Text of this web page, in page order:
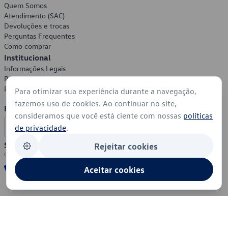
Quem Somos
Atendimento (SAC)
Devoluções e trocas
Perguntas Frequentes
Como comprar
Institucional
Informações Legais
Política de Privacidade
Política de Cookies
Formas de Pagamento
Segurança
Para otimizar sua experiência durante a navegação,
fazemos uso de cookies. Ao continuar no site,
consideramos que você está ciente com nossas políticas
de privacidade.
Rejeitar cookies
Aceitar cookies